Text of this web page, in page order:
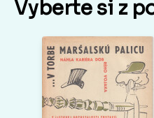
Vyberte si z